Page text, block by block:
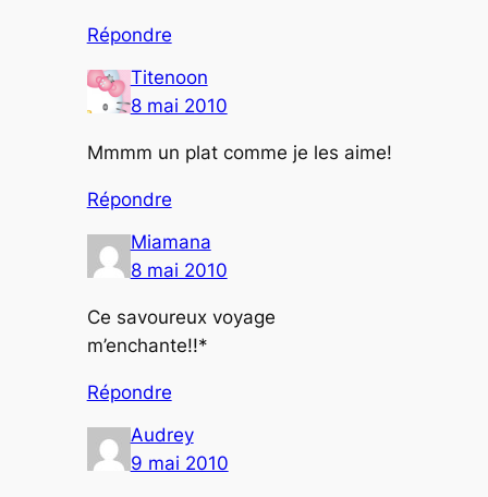
Répondre
Titenoon
8 mai 2010
Mmmm un plat comme je les aime!
Répondre
Miamana
8 mai 2010
Ce savoureux voyage
m’enchante!!*
Répondre
Audrey
9 mai 2010